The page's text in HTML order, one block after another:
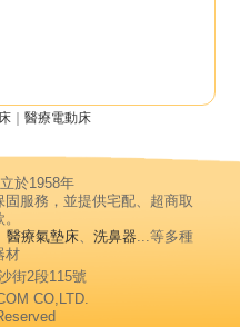
｜ 醫療電動床
於1958年
服務，並提供宅配、超商取
醫療氣墊床、 洗鼻器...等多種
材
街2段115號
CO,LTD.